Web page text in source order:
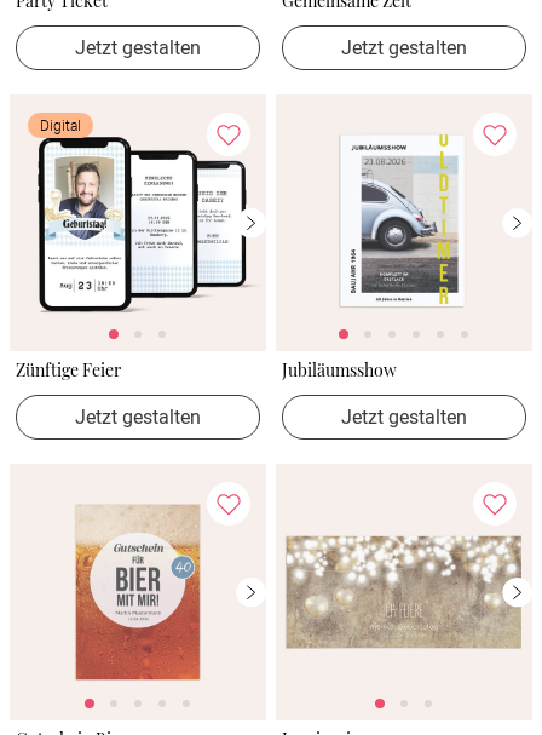
Jetzt gestalten Jetzt gestalten
Digital
Zünftige Feier
Jetzt gestalten
Jubiläumsshow
Jetzt gestalten